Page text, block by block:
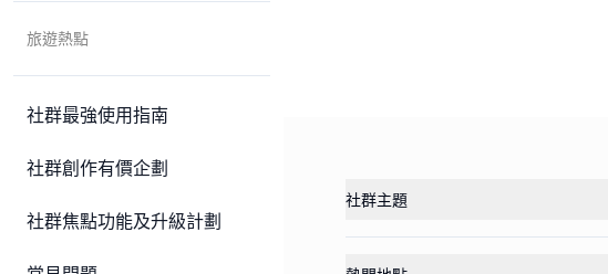
旅遊熱點
社群最強使用指南
社群創作有價企劃
社群焦點功能及升級計劃
社群主題